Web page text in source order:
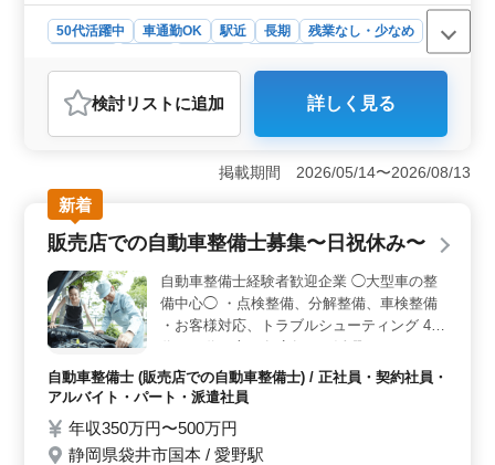
50代活躍中 車通勤OK 駅近 長期
残業なし・少なめ
自動車整備士
おすすめポイント
＜技術力＞ 自動車販売店での板金塗装工の経験が豊富
な経験者の方をお待ちしています。国産車の主な車種に
精通し、フレーム修正からコーティングまで幅広い作業
に対応可能です。車体整備士資格を保有し、高度な技術
力を誇ります。 ＜シニア層活躍＞ 50歳以上の中高
年が積極的に活躍する環境が整っています。企業はシニ
アの経験を高く評価し、その知識と技術を存分に活かせ
る場を提供しています。シフト制で働きやすく、長期間
の雇用を約束します。 ＜働きやすい環境＞ 神奈川
県逗子市桜山に位置する駅近の職場で、車通勤も可能で
す。週5〜6日の柔軟な就業日数や、シフト制の休暇体制
が整っており、ワークライフバランスを重視していま
す。
検討リスト に追加 詳しく見る
掲載期間 2026/05/14〜2026/08/13
新着
販売店での自動車整備士募集〜日祝休み〜
自動車整備士経験者歓迎企業 ◯大型車の整
備中心◯ ・点検整備、分解整備、車検整備
・お客様対応、トラブルシューティング 40
ます。 皆様のご応募をお待ちしておりま
す！
自動車整備士 (販売店での自動車整備士) / 正社員・契約社員・
アルバイト・パート・派遣社員
年収350万円〜500万円
静岡県袋井市国本 / 愛野駅